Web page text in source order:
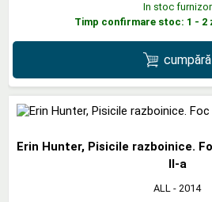
In stoc furnizor
Timp confirmare stoc: 1 - 2
cumpără
Erin Hunter, Pisicile razboinice.
II-a
ALL - 2014